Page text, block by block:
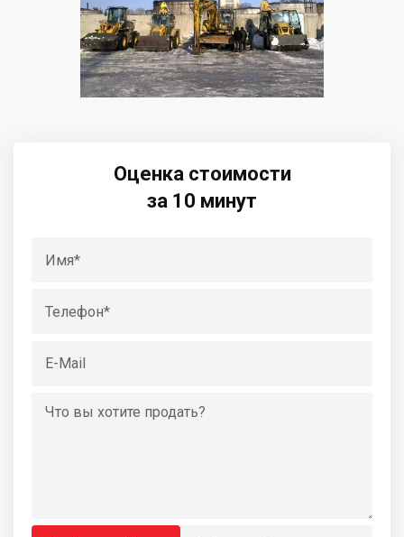
Оценка стоимости
за 10 минут